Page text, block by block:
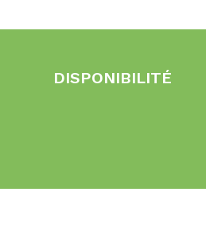
DISPONIBILITÉ